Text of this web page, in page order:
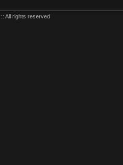
:: All rights reserved